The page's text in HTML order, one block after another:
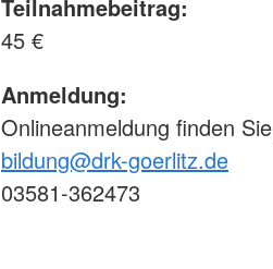
Teilnahmebeitrag:
45 €
Anmeldung:
Onlineanmeldung finden Sie
bildung@drk-goerlitz.de
03581-362473